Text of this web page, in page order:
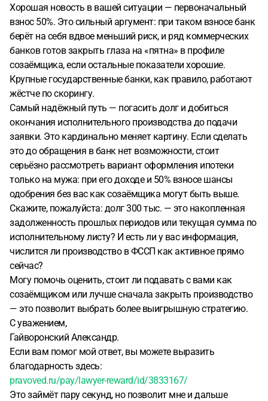
Хорошая новость в вашей ситуации — первоначальный
взнос 50%. Это сильный аргумент: при таком взносе банк
берёт на себя вдвое меньший риск, и ряд коммерческих
банков готов закрыть глаза на «пятна» в профиле
созаёмщика, если остальные показатели хорошие.
Крупные государственные банки, как правило, работают
жёстче по скорингу.
Самый надёжный путь — погасить долг и добиться
окончания исполнительного производства до подачи
заявки. Это кардинально меняет картину. Если сделать
это до обращения в банк нет возможности, стоит
серьёзно рассмотреть вариант оформления ипотеки
только на мужа: при его доходе и 50% взносе шансы
одобрения без вас как созаёмщика могут быть выше.
Скажите, пожалуйста: долг 300 тыс. — это накопленная
задолженность прошлых периодов или текущая сумма по
исполнительному листу? И есть ли у вас информация,
числится ли производство в ФССП как активное прямо
сейчас?
Могу помочь оценить, стоит ли подавать с вами как
созаёмщиком или лучше сначала закрыть производство
— это позволит выбрать более выигрышную стратегию.
С уважением,
Гайворонский Александр.
Если вам помог мой ответ, вы можете выразить
благодарность здесь:
pravoved.ru/pay/lawyer-reward/id/3833167/
Это займёт пару секунд, но позволит мне и дальше